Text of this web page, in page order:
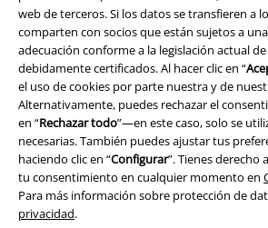
web de terceros. Si los datos se transfieren a
comparten con socios que están sujetos a
adecuación conforme a la legislación actual de
debidamente certificados. Al hacer clic en “
el uso de cookies por parte nuestra y de
Alternativamente, puedes rechazar el
en “Rechazar todo”—en este caso, solo se
necesarias. También puedes ajustar tus
haciendo clic en “Configurar”. Tienes derecho
tu consentimiento en cualquier momento en
Para más información sobre protección de
privacidad.
Legal
Términos y Condiciones
Aviso Legal
Ley protección de datos
Eliminación de residuos y protección del
Declaración de Conformidad